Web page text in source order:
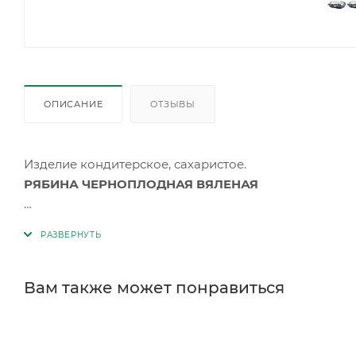
ОПИСАНИЕ ОТЗЫВЫ
Изделие кондитерское, сахаристое.
РЯБИНА ЧЕРНОПЛОДНАЯ ВЯЛЕНАЯ
Вам также может понравиться